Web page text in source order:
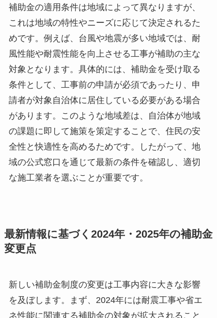
補助金の適用条件は地域によって異なりますが、
これは地域の特性やニーズに応じて決定されるた
めです。例えば、台風や地震が多い地域では、耐
風性能や耐震性能を向上させる工事が補助の主な
対象となります。具体的には、補助金を受け取る
条件として、工事前の申請が必須であったり、申
請者が対象自治体に居住している必要がある場合
があります。このような地域差は、自治体が地域
の課題に即して施策を策定することで、住民の安
全性と快適性を高めるためです。したがって、地
域の公式窓口を通じて最新の条件を確認し、適切
な施工業者を選ぶことが重要です。
最新情報に基づく2024年・2025年の補助金
変更点
新しい補助金制度の変更は工事内容に大きな影響
を及ぼします。まず、2024年には耐震工事や省エ
ネ性能に関連する補助金の対象が拡大されること